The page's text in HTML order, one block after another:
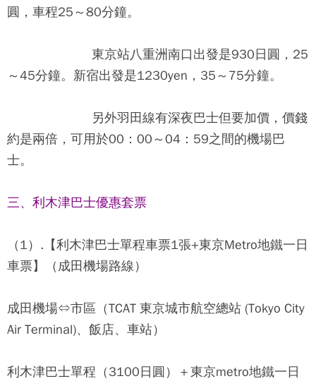
圓，車程25～80分鐘。
東京站八重洲南口出發是930日圓，25
～45分鐘。新宿出發是1230yen，35～75分鐘。
另外羽田線有深夜巴士但要加價，價錢
約是兩倍，可用於00：00～04：59之間的機場巴
士。
三、利木津巴士優惠套票
（1）.【利木津巴士單程車票1張+東京Metro地鐵一日
車票】
（成田機場路線）
成田機場⇔市區（TCAT 東京城市航空總站 (Tokyo City
Air Terminal)、飯店、車站）
利木津巴士單程（3100日圓）＋東京metro地鐵一日